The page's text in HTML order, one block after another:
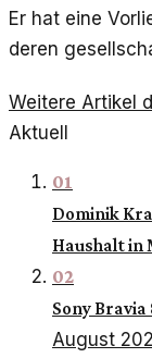
Er hat eine
deren
Weitere Artikel
Aktuell
01
Dominik
Haushalt in
02
Sony
August